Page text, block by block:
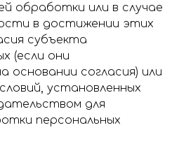
обработки или в случае
в достижении этих
субъекта
(если они
согласия) или
установленных
для
персональных